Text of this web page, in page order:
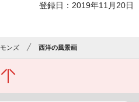
登録日：2019年11月20日
ンズ 西洋の風景画